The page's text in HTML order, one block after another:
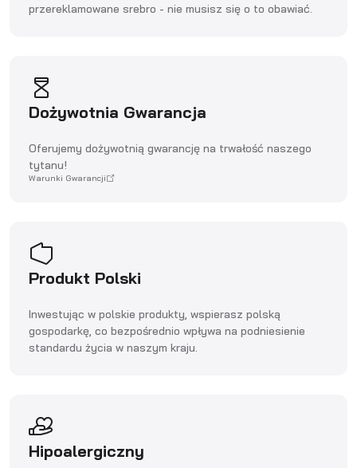
przereklamowane srebro - nie musisz się o to obawiać.
Dożywotnia Gwarancja
Oferujemy dożywotnią gwarancję na trwałość naszego
tytanu!
Warunki Gwarancji
Produkt Polski
Inwestując w polskie produkty, wspierasz polską
gospodarkę, co bezpośrednio wpływa na podniesienie
standardu życia w naszym kraju.
Hipoalergiczny